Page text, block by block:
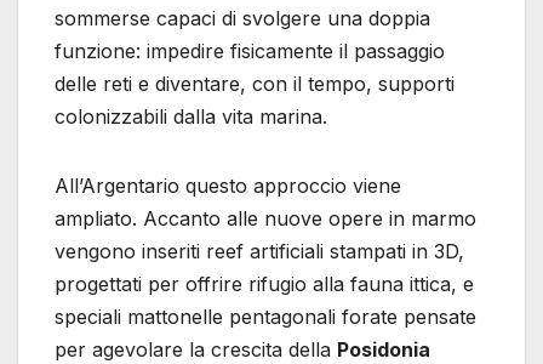
sommerse capaci di svolgere una doppia
funzione: impedire fisicamente il passaggio
delle reti e diventare, con il tempo, supporti
colonizzabili dalla vita marina.
All’Argentario questo approccio viene
ampliato. Accanto alle nuove opere in marmo
vengono inseriti reef artificiali stampati in 3D,
progettati per offrire rifugio alla fauna ittica, e
speciali mattonelle pentagonali forate pensate
per agevolare la crescita della Posidonia